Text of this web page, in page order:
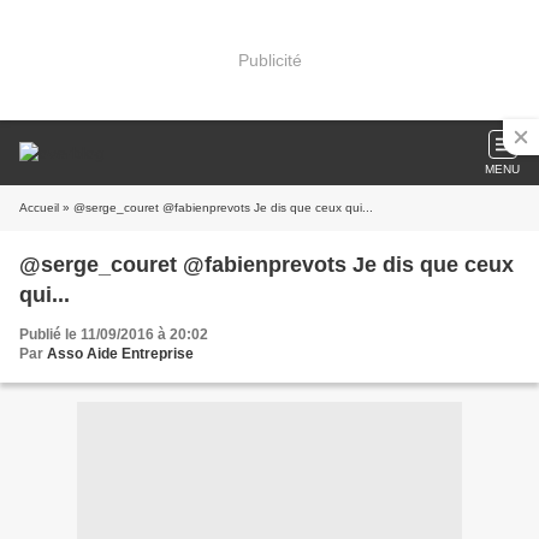
Publicité
MENU
Accueil » @serge_couret @fabienprevots Je dis que ceux qui...
@serge_couret @fabienprevots Je dis que ceux
qui...
Publié le 11/09/2016 à 20:02
Par Asso Aide Entreprise